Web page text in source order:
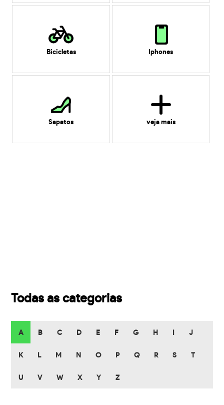
Bicicletas Iphones
Sapatos veja mais
Todas as categorias
A B C D E F G H J
K L M N O P Q R S T
U V W X Y Z